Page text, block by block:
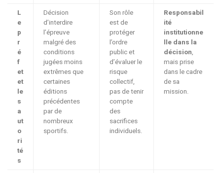
L
e
p
r
é
f
et
et
le
s
a
ut
o
ri
té
s
Décision
d’interdire
l’épreuve
malgré des
conditions
jugées moins
extrêmes que
certaines
éditions
précédentes
par de
nombreux
sportifs.
Son rôle
est de
protéger
l’ordre
public et
d’évaluer le
risque
collectif,
pas de tenir
compte
des
sacrifices
individuels.
Responsabil
ité
institutionne
lle dans la
décision,
mais prise
dans le cadre
de sa
mission.